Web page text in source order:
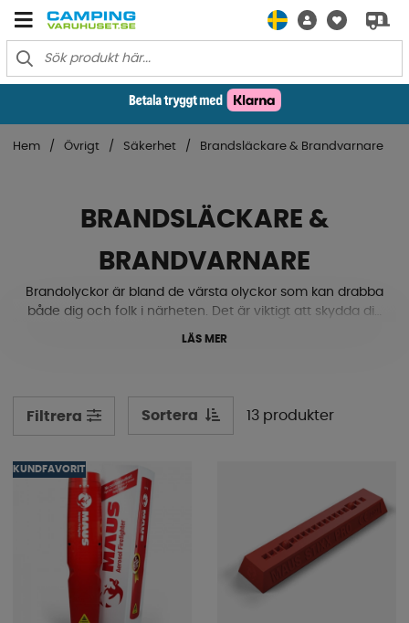
Hem Övrigt Säkerhet Brandsläckare & Brandvarnare
BRANDSLÄCKARE &
BRANDVARNARE
Brandolyckor är bland de värsta olyckor som kan drabba
både dig och folk i närheten. Det är viktigt att skydda din
husbil & husvagn både förebyggande med brandlarm
LÄS MER
Filtrera Sortera 13 produkter
KUNDFAVORIT